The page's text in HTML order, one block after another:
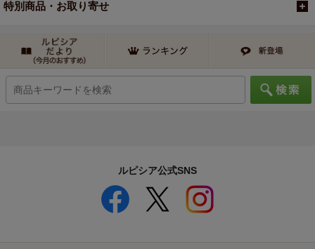
特別商品・お取り寄せ
ルピシア公式SNS